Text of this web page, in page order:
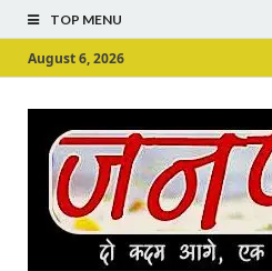
TOP MENU
August 6, 2026